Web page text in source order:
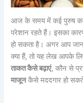
आज के समय में कई पुरुष
परेशान रहते हैं। इसका
हो सकता है। अगर आप
क्या हैं, तो यह लेख आपके
ताकत कैसे बढ़ाएं, कौन से
माजूनकैसे मददगार हो